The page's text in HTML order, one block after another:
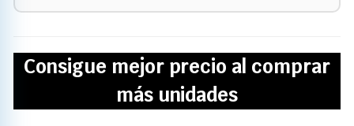
Consigue mejor precio al comprar
más unidades